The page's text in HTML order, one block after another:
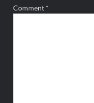
Comment *